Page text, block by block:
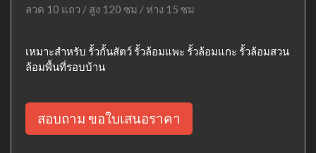
ลวด 10 แถว / สูง 120 ซม / ห่าง 15 ซม
เหมาะสำหรับ รั้วกั้นสัตว์ รั้วล้อมแพะ รั้วล้อมแกะ รั้วล้อมสวน
ล้อมพื้นที่รอบบ้าน
สอบถาม ขอใบเสนอราคา